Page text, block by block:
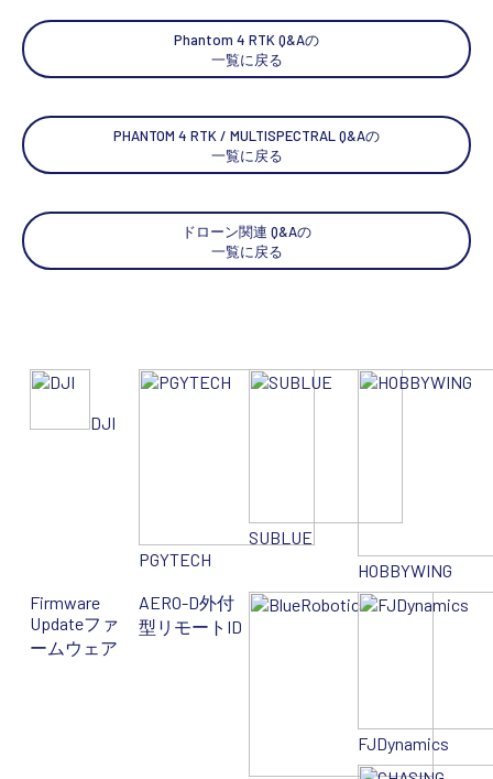
Phantom 4 RTK Q&Aの
一覧に戻る
PHANTOM 4 RTK / MULTISPECTRAL Q&Aの
一覧に戻る
ドローン関連 Q&Aの
一覧に戻る
DJI
PGYTECH
SUBLUE
HOBBYWING
Firmware
Updateファ
ームウェア
AERO-D外付
型リモートID
FJDynamics